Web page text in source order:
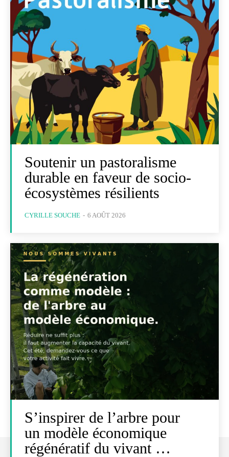
Soutenir un pastoralisme
durable en faveur de socio-
écosystèmes résilients
CYRILLE SOUCHE - 6 AOÛT 2026
S’inspirer de l’arbre pour
un modèle économique
régénératif du vivant …